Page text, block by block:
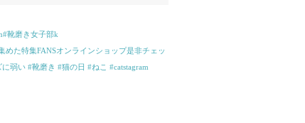
靴磨き女子部k
た特集FANSオンラインショップ是非チェッ
弱い #靴磨き #猫の日 #ねこ #catstagram